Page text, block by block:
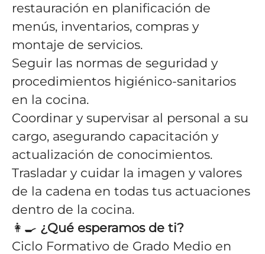
restauración en planificación de
menús, inventarios, compras y
montaje de servicios.
Seguir las normas de seguridad y
procedimientos higiénico-sanitarios
en la cocina.
Coordinar y supervisar al personal a su
cargo, asegurando capacitación y
actualización de conocimientos.
Trasladar y cuidar la imagen y valores
de la cadena en todas tus actuaciones
dentro de la cocina.
👩‍🍳 ¿Qué esperamos de ti?
Ciclo Formativo de Grado Medio en